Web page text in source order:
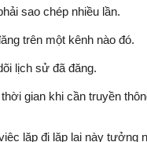
sao chép nhiều lần.
trên một kênh nào đó.
lịch sử đã đăng.
gian khi cần truyền
lặp đi lặp lại này tưởng